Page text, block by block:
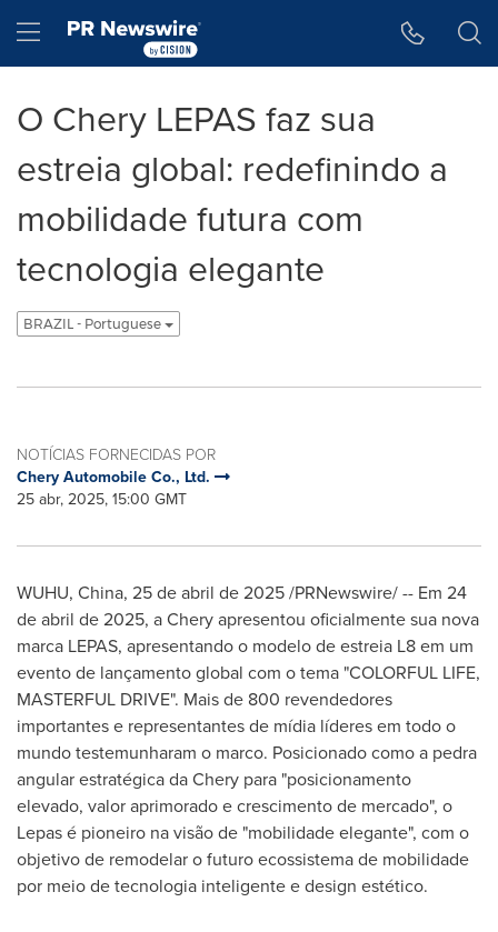
Hamburger menu
O Chery LEPAS faz sua
estreia global: redefinindo a
mobilidade futura com
tecnologia elegante
BRAZIL - Portuguese
NOTÍCIAS FORNECIDAS POR
Chery Automobile Co., Ltd.
25 abr, 2025, 15:00 GMT
WUHU, China, 25 de abril de 2025/PRNewswire/ -- Em 24
de abril de 2025, a Chery apresentou oficialmente sua nova
marca LEPAS, apresentando o modelo de estreia L8 em um
evento de lançamento global com o tema "COLORFUL LIFE,
MASTERFUL DRIVE". Mais de 800 revendedores
importantes e representantes de mídia líderes em todo o
mundo testemunharam o marco. Posicionado como a pedra
angular estratégica da Chery para "posicionamento
elevado, valor aprimorado e crescimento de mercado", o
Lepas é pioneiro na visão de "mobilidade elegante", com o
objetivo de remodelar o futuro ecossistema de mobilidade
por meio de tecnologia inteligente e design estético.